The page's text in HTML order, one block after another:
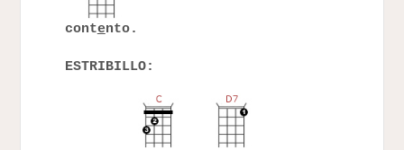
contento.
ESTRIBILLO: